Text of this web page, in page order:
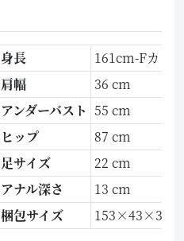
身長
161cm-Fカップ
肩幅
36 cm
アンダーバスト 55 cm
ヒップ
87 cm
足サイズ
22 cm
アナル深さ
13 cm
梱包サイズ 153×43×34